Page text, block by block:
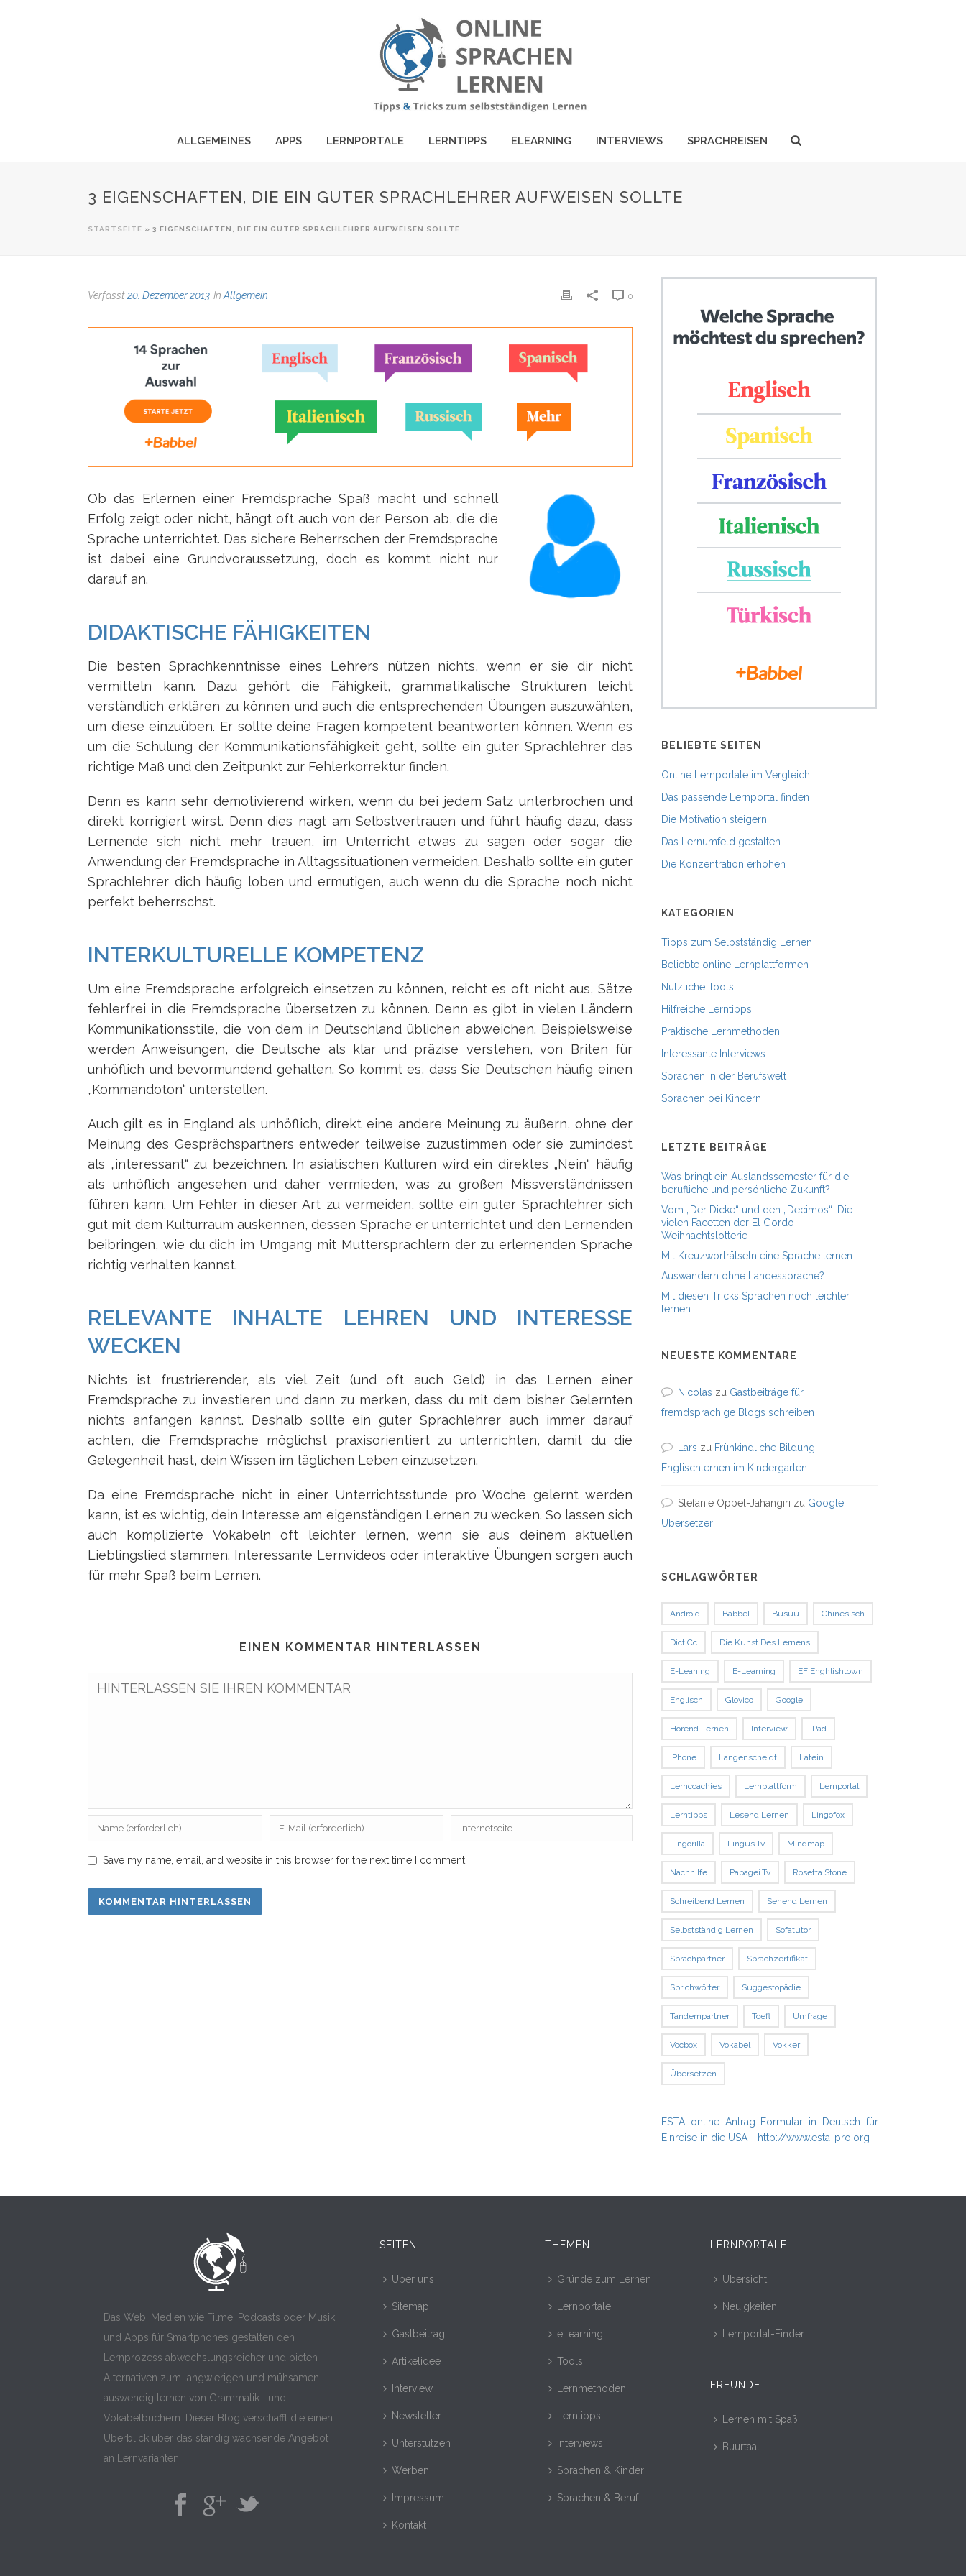
ALLGEMEINES APPS LERNPORTALE LERNTIPPS ELEARNING INTERVIEWS SPRACHREISEN
3 EIGENSCHAFTEN, DIE EIN GUTER SPRACHLEHRER AUFWEISEN SOLLTE
STARTSEITE » 3 EIGENSCHAFTEN, DIE EIN GUTER SPRACHLEHRER AUFWEISEN SOLLTE
Verfasst20. Dezember 2013 In Allgemein 0
Ob das Erlernen einer Fremdsprache Spaß macht und schnell
Erfolg zeigt oder nicht, hängt oft auch von der Person ab, die die
Sprache unterrichtet. Das sichere Beherrschen der Fremdsprache
ist dabei eine Grundvoraussetzung, doch es kommt nicht nur
darauf an.
DIDAKTISCHE FÄHIGKEITEN
Die besten Sprachkenntnisse eines Lehrers nützen nichts, wenn er sie dir nicht
vermitteln kann. Dazu gehört die Fähigkeit, grammatikalische Strukturen leicht
verständlich erklären zu können und auch die entsprechenden Übungen auszuwählen,
um diese einzuüben. Er sollte deine Fragen kompetent beantworten können. Wenn es
um die Schulung der Kommunikationsfähigkeit geht, sollte ein guter Sprachlehrer das
richtige Maß und den Zeitpunkt zur Fehlerkorrektur finden.
Denn es kann sehr demotivierend wirken, wenn du bei jedem Satz unterbrochen und
direkt korrigiert wirst. Denn dies nagt am Selbstvertrauen und führt häufig dazu, dass
Lernende sich nicht mehr trauen, im Unterricht etwas zu sagen oder sogar die
Anwendung der Fremdsprache in Alltagssituationen vermeiden. Deshalb sollte ein guter
Sprachlehrer dich häufig loben und ermutigen, auch wenn du die Sprache noch nicht
perfekt beherrschst.
INTERKULTURELLE KOMPETENZ
Um eine Fremdsprache erfolgreich einsetzen zu können, reicht es oft nicht aus, Sätze
fehlerfrei in die Fremdsprache übersetzen zu können. Denn es gibt in vielen Ländern
Kommunikationsstile, die von dem in Deutschland üblichen abweichen. Beispielsweise
werden Anweisungen, die Deutsche als klar und präzise verstehen, von Briten für
unhöflich und bevormundend gehalten. So kommt es, dass Sie Deutschen häufig einen
„Kommandoton“ unterstellen.
Auch gilt es in England als unhöflich, direkt eine andere Meinung zu äußern, ohne der
Meinung des Gesprächspartners entweder teilweise zuzustimmen oder sie zumindest
als „interessant“ zu bezeichnen. In asiatischen Kulturen wird ein direktes „Nein“ häufig
als unhöflich angesehen und daher vermieden, was zu großen Missverständnissen
führen kann. Um Fehler in dieser Art zu vermeiden, sollte ein guter Sprachlehrer sich
gut mit dem Kulturraum auskennen, dessen Sprache er unterrichtet und den Lernenden
beibringen, wie du dich im Umgang mit Muttersprachlern der zu erlernenden Sprache
richtig verhalten kannst.
RELEVANTE INHALTE LEHREN UND INTERESSE
WECKEN
Nichts ist frustrierender, als viel Zeit (und oft auch Geld) in das Lernen einer
Fremdsprache zu investieren und dann zu merken, dass du mit dem bisher Gelernten
nichts anfangen kannst. Deshalb sollte ein guter Sprachlehrer auch immer darauf
achten, die Fremdsprache möglichst praxisorientiert zu unterrichten, damit du die
Gelegenheit hast, dein Wissen im täglichen Leben einzusetzen.
Da eine Fremdsprache nicht in einer Unterrichtsstunde pro Woche gelernt werden
kann, ist es wichtig, dein Interesse am eigenständigen Lernen zu wecken. So lassen sich
auch komplizierte Vokabeln oft leichter lernen, wenn sie aus deinem aktuellen
Lieblingslied stammen. Interessante Lernvideos oder interaktive Übungen sorgen auch
für mehr Spaß beim Lernen.
EINEN KOMMENTAR HINTERLASSEN
Save my name, email, and website in this browser for the next time I comment.
BELIEBTE SEITEN
Online Lernportale im Vergleich
Das passende Lernportal finden
Die Motivation steigern
Das Lernumfeld gestalten
Die Konzentration erhöhen
KATEGORIEN
Tipps zum Selbstständig Lernen
Beliebte online Lernplattformen
Nützliche Tools
Hilfreiche Lerntipps
Praktische Lernmethoden
Interessante Interviews
Sprachen in der Berufswelt
Sprachen bei Kindern
LETZTE BEITRÄGE
Was bringt ein Auslandssemester für die
berufliche und persönliche Zukunft?
Vom „Der Dicke“ und den „Decimos“: Die
vielen Facetten der El Gordo
Weihnachtslotterie
Mit Kreuzworträtseln eine Sprache lernen
Auswandern ohne Landessprache?
Mit diesen Tricks Sprachen noch leichter
lernen
NEUESTE KOMMENTARE
Nicolas zu Gastbeiträge für
fremdsprachige Blogs schreiben
Lars zu Frühkindliche Bildung –
Englischlernen im Kindergarten
Stefanie Oppel-Jahangiri zu Google
Übersetzer
SCHLAGWÖRTER
Android Babbel Busuu Chinesisch
Dict.cc Die Kunst Des Lernens
E-Leaning E-Learning EF Enghlishtown
Englisch Glovico Google
Hörend Lernen Interview IPad
IPhone Langenscheidt Latein
Lerncoachies Lernplattform Lernportal
Lerntipps Lesend Lernen Lingofox
Lingorilla Lingus.tv Mindmap
Nachhilfe Papagei.tv Rosetta Stone
Schreibend Lernen Sehend Lernen
Selbstständig Lernen Sofatutor
Sprachpartner Sprachzertifikat
Sprichwörter Suggestopädie
Tandempartner Toefl Umfrage
Vocbox Vokabel Vokker
Übersetzen
ESTA online Antrag Formular in Deutsch für
Einreise in die USA - http://www.esta-pro.org
Das Web, Medien wie Filme, Podcasts oder Musik
und Apps für Smartphones gestalten den
Lernprozess abwechslungsreicher und bieten
Alternativen zum langwierigen und mühsamen
auswendig lernen von Grammatik-, und
Vokabelbüchern. Dieser Blog verschafft die einen
Überblick über das ständig wachsende Angebot
an Lernvarianten.
SEITEN
Über uns
Sitemap
Gastbeitrag
Artikelidee
Interview
Newsletter
Unterstützen
Werben
Impressum
Kontakt
THEMEN
Gründe zum Lernen
Lernportale
eLearning
Tools
Lernmethoden
Lerntipps
Interviews
Sprachen & Kinder
Sprachen & Beruf
LERNPORTALE
Übersicht
Neuigkeiten
Lernportal-Finder
FREUNDE
Lernen mit Spaß
Buurtaal